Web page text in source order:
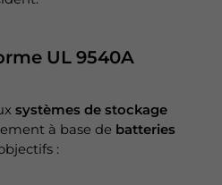
UL 9540A
systèmes de stockage
à base de batteries
: